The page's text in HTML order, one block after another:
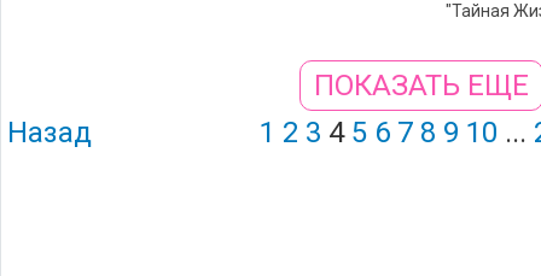
"Тайная
ПОКАЗАТЬ ЕЩЕ
Назад
1 2 3 4 5 6 7 8 9 10 ...